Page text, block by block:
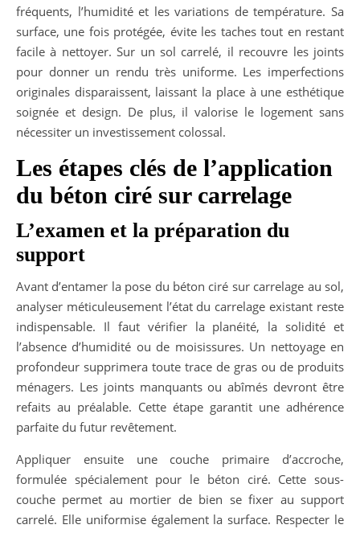
fréquents, l’humidité et les variations de température. Sa
surface, une fois protégée, évite les taches tout en restant
facile à nettoyer. Sur un sol carrelé, il recouvre les joints
pour donner un rendu très uniforme. Les imperfections
originales disparaissent, laissant la place à une esthétique
soignée et design. De plus, il valorise le logement sans
nécessiter un investissement colossal.
Les étapes clés de l’application
du béton ciré sur carrelage
L’examen et la préparation du
support
Avant d’entamer la pose du béton ciré sur carrelage au sol,
analyser méticuleusement l’état du carrelage existant reste
indispensable. Il faut vérifier la planéité, la solidité et
l’absence d’humidité ou de moisissures. Un nettoyage en
profondeur supprimera toute trace de gras ou de produits
ménagers. Les joints manquants ou abîmés devront être
refaits au préalable. Cette étape garantit une adhérence
parfaite du futur revêtement.
Appliquer ensuite une couche primaire d’accroche,
formulée spécialement pour le béton ciré. Cette sous-
couche permet au mortier de bien se fixer au support
carrelé. Elle uniformise également la surface. Respecter le